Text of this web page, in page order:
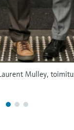
Mulley,